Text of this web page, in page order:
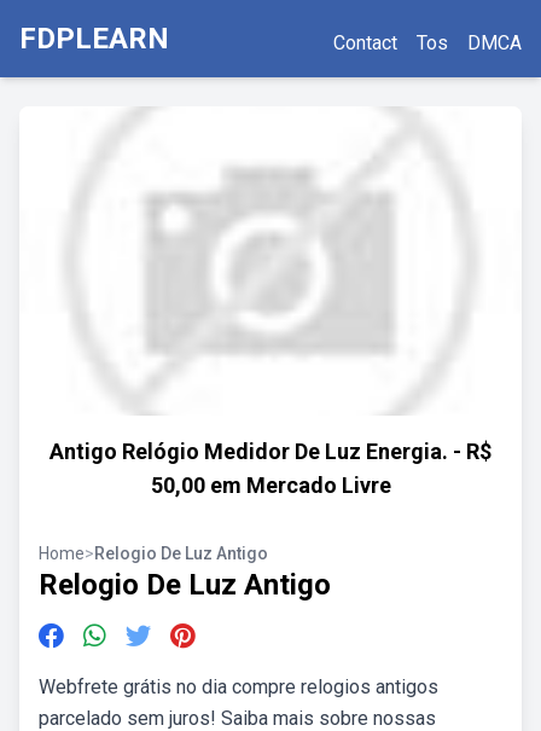
FDPLEARN Contact Tos DMCA
Antigo Relógio Medidor De Luz Energia. - R$
50,00 em Mercado Livre
Home>Relogio De Luz Antigo
Relogio De Luz Antigo
Webfrete grátis no dia compre relogios antigos
parcelado sem juros! Saiba mais sobre nossas